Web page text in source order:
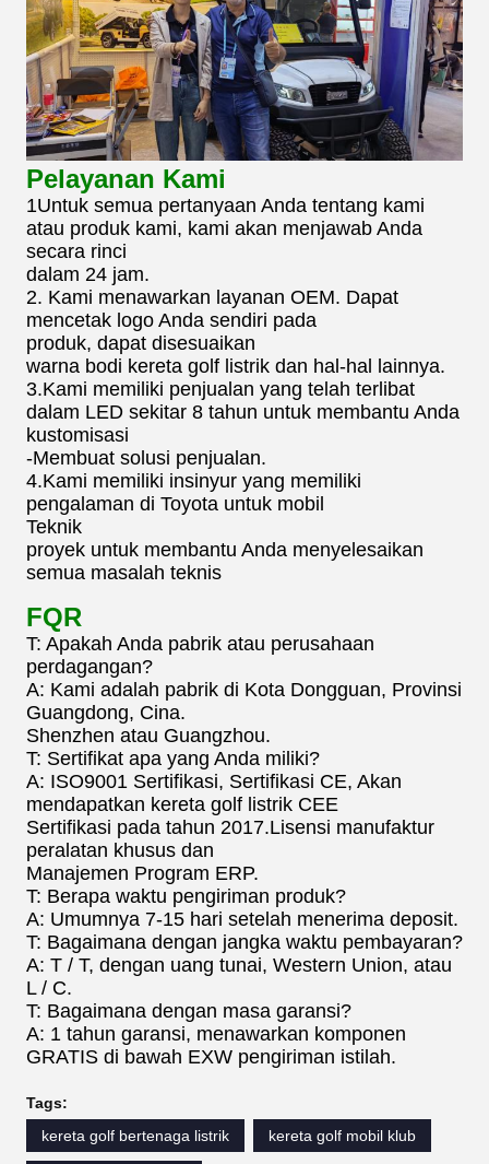
Pelayanan Kami
1Untuk semua pertanyaan Anda tentang kami
atau produk kami, kami akan menjawab Anda
secara rinci
dalam 24 jam.
2. Kami menawarkan layanan OEM. Dapat
mencetak logo Anda sendiri pada
produk, dapat disesuaikan
warna bodi kereta golf listrik dan hal-hal lainnya.
3.Kami memiliki penjualan yang telah terlibat
dalam LED sekitar 8 tahun untuk membantu Anda
kustomisasi
-Membuat solusi penjualan.
4.Kami memiliki insinyur yang memiliki
pengalaman di Toyota untuk mobil
Teknik
proyek untuk membantu Anda menyelesaikan
semua masalah teknis
FQR
T: Apakah Anda pabrik atau perusahaan
perdagangan?
A: Kami adalah pabrik di Kota Dongguan, Provinsi
Guangdong, Cina.
Shenzhen atau Guangzhou.
T: Sertifikat apa yang Anda miliki?
A: ISO9001 Sertifikasi, Sertifikasi CE, Akan
mendapatkan kereta golf listrik CEE
Sertifikasi pada tahun 2017.Lisensi manufaktur
peralatan khusus dan
Manajemen Program ERP.
T: Berapa waktu pengiriman produk?
A: Umumnya 7-15 hari setelah menerima deposit.
T: Bagaimana dengan jangka waktu pembayaran?
A: T / T, dengan uang tunai, Western Union, atau
L / C.
T: Bagaimana dengan masa garansi?
A: 1 tahun garansi, menawarkan komponen
GRATIS di bawah EXW pengiriman istilah.
Tags:
kereta golf bertenaga listrik
kereta golf mobil klub